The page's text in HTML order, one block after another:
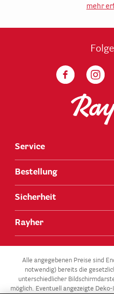
mehr
Service
Bestellung
Sicherheit
Rayher
Alle angegebenen Preise sind
notwendig) bereits die
unterschiedlicher
möglich. Eventuell angezeigte